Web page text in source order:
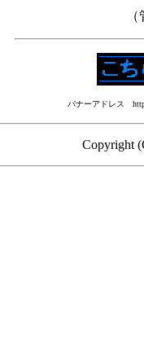
（
バナーアドレス
Copyright